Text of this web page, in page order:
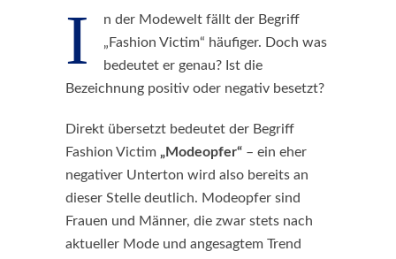
I
n der Modewelt fällt der Begriff
„Fashion Victim“ häufiger. Doch was
bedeutet er genau? Ist die
Bezeichnung positiv oder negativ besetzt?
Direkt übersetzt bedeutet der Begriff
Fashion Victim „Modeopfer“ – ein eher
negativer Unterton wird also bereits an
dieser Stelle deutlich. Modeopfer sind
Frauen und Männer, die zwar stets nach
aktueller Mode und angesagtem Trend